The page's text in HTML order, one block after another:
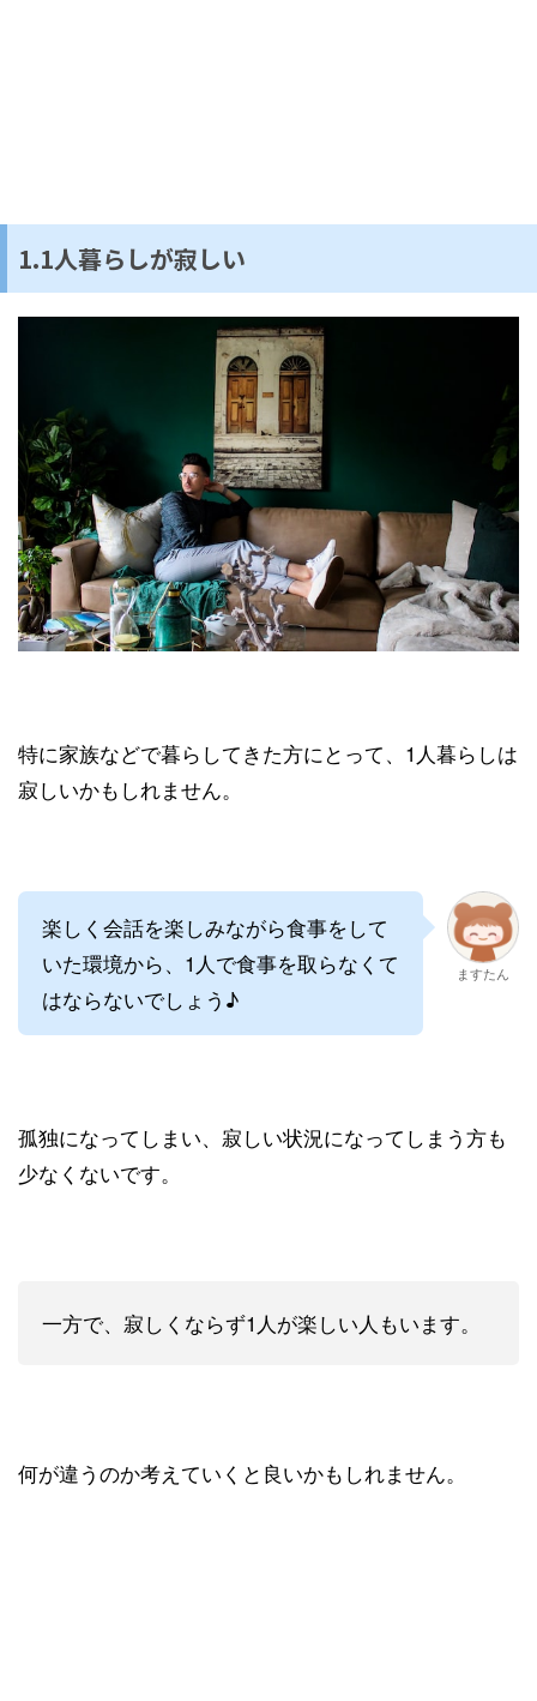
1.1人暮らしが寂しい
特に家族などで暮らしてきた方にとって、1人暮らしは
寂しいかもしれません。
楽しく会話を楽しみながら食事をして
いた環境から、1人で食事を取らなくて
はならないでしょう♪
ますたん
孤独になってしまい、寂しい状況になってしまう方も
少なくないです。
一方で、寂しくならず1人が楽しい人もいます。
何が違うのか考えていくと良いかもしれません。